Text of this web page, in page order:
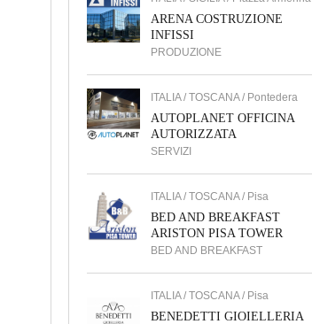
ARENA COSTRUZIONE
INFISSI
PRODUZIONE
ITALIA / TOSCANA / Pontedera
AUTOPLANET OFFICINA
AUTORIZZATA
SERVIZI
ITALIA / TOSCANA / Pisa
BED AND BREAKFAST
ARISTON PISA TOWER
BED AND BREAKFAST
ITALIA / TOSCANA / Pisa
BENEDETTI GIOIELLERIA